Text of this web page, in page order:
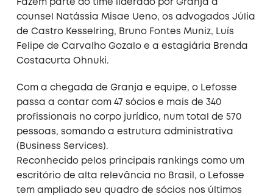
Fazem parte do time liderado por Granja a
counsel Natássia Misae Ueno, os advogados Júlia
de Castro Kesselring, Bruno Fontes Muniz, Luís
Felipe de Carvalho Gozalo e a estagiária Brenda
Costacurta Ohnuki.
Com a chegada de Granja e equipe, o Lefosse
passa a contar com 47 sócios e mais de 340
profissionais no corpo jurídico, num total de 570
pessoas, somando a estrutura administrativa
(Business Services).
Reconhecido pelos principais rankings como um
escritório de alta relevância no Brasil, o Lefosse
tem ampliado seu quadro de sócios nos últimos